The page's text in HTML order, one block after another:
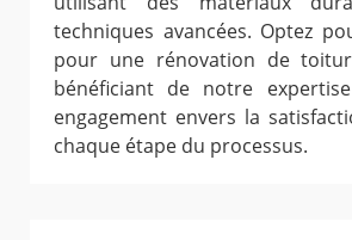
techniques avancées. Optez
pour une rénovation de
bénéficiant de notre
engagement envers la
chaque étape du processus.